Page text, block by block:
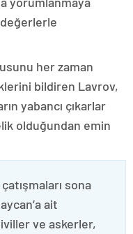
değerlerle
her zaman
bildiren Lavrov,
yabancı çıkarlar
olduğundan emin
sona
ait
ve askerler,